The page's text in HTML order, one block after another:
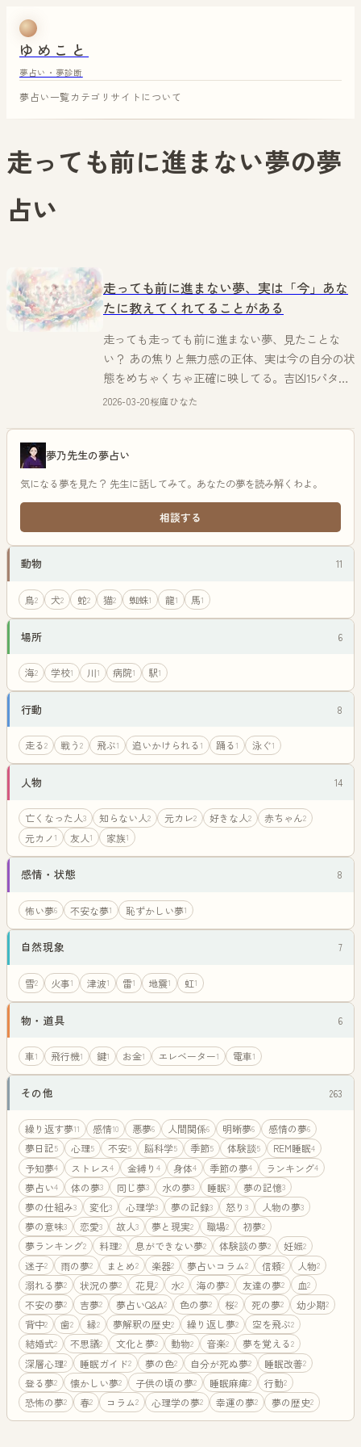
ゆめこと
夢占い・夢診断
夢占い一覧カテゴリ サイトについて
走っても前に進まない夢の夢
占い
走っても前に進まない夢、実は「今」あな
たに教えてくれてることがある
走っても走っても前に進まない夢、見たことな
い？ あの焦りと無力感の正体、実は今の自分の状
態をめちゃくちゃ正確に映してる。吉凶15パター
ン以上で徹底解説！
2026-03-20桜庭ひなた
夢乃先生の夢占い
気になる夢を見た？ 先生に話してみて。あなたの夢を読み解くわよ。
相談する
動物 11
鳥2 犬2 蛇2 猫2 蜘蛛1 龍1 馬1
場所 6
海2 学校1 川1 病院1 駅1
行動 8
走る2 戦う2 飛ぶ1 追いかけられる1 踊る1 泳ぐ1
人物 14
亡くなった人3 知らない人2 元カレ2 好きな人2 赤ちゃん2
元カノ1 友人1 家族1
感情・状態 8
怖い夢6 不安な夢1 恥ずかしい夢1
自然現象 7
雪2 火事1 津波1 雷1 地震1 虹1
物・道具 6
車1 飛行機1 鍵1 お金1 エレベーター1 電車1
その他 263
繰り返す夢11 感情10 悪夢6 人間関係6 明晰夢6 感情の夢6
夢日記5 心理5 不安5 脳科学5 季節5 体験談5 REM睡眠4
予知夢4 ストレス4 金縛り 4 身体4 季節の夢4 ランキング4
夢占い4 体の夢3 同じ夢3 水の夢3 睡眠3 夢の記憶3
夢の仕組み3 変化3 心理学3 夢の記録3 怒り3 人物の夢3
夢の意味3 恋愛3 故人3 夢と現実2 職場2 初夢2
夢ランキング2 料理2 息ができない夢2 体験談の夢2 妊娠2
迷子2 雨の夢2 まとめ2 楽器2 夢占いコラム2 信頼2 人物2
溺れる夢2 状況の夢2 花見2 水2 海の夢2 友達の夢2 血2
不安の夢2 吉夢2 夢占いQ&A2 色の夢2 桜2 死の夢2 幼少期2
背中2 歯2 縁2 夢解釈の歴史2 繰り返し夢2 空を飛ぶ2
結婚式2 不思議2 文化と夢2 動物2 音楽2 夢を覚える2
深層心理2 睡眠ガイド2 夢の色2 自分が死ぬ夢2 睡眠改善2
登る夢2 懐かしい夢2 子供の頃の夢2 睡眠麻痺2 行動2
恐怖の夢2 春2 コラム2 心理学の夢2 幸運の夢2 夢の歴史2